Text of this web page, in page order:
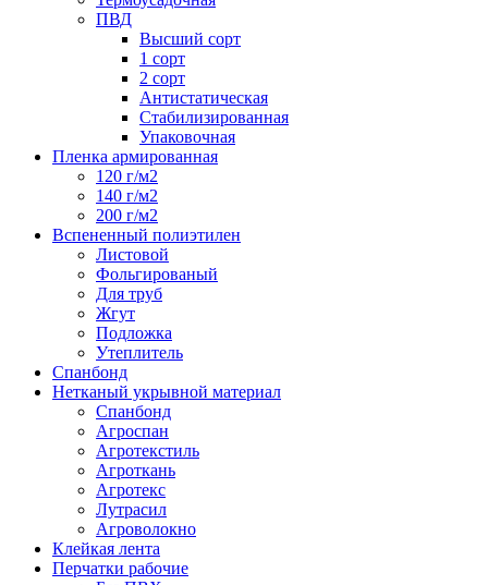
ПВД
Высший сорт
1 сорт
2 сорт
Антистатическая
Стабилизированная
Упаковочная
Пленка армированная
120 г/м2
140 г/м2
200 г/м2
Вспененный полиэтилен
Листовой
Фольгированый
Для труб
Жгут
Подложка
Утеплитель
Спанбонд
Нетканый укрывной материал
Спанбонд
Агроспан
Агротекстиль
Агроткань
Агротекс
Лутрасил
Агроволокно
Клейкая лента
Перчатки рабочие